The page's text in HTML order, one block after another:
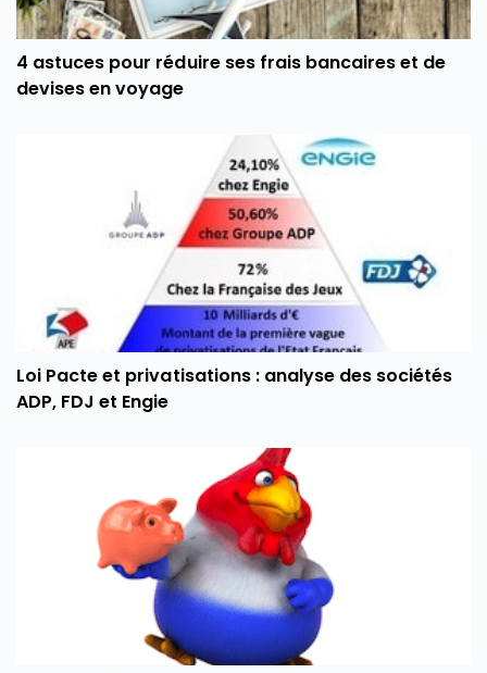
4 astuces pour réduire ses frais bancaires et de
devises en voyage
Loi Pacte et privatisations : analyse des sociétés
ADP, FDJ et Engie